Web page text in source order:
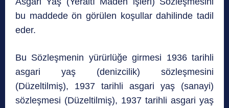
bu maddede ön görülen koşullar dahilinde tadil
eder.
Bu Sözleşmenin yürürlüğe girmesi 1936 tarihli
asgari yaş (denizcilik) sözleşmesini
(Düzeltilmiş), 1937 tarihli asgari yaş (sanayi)
sözleşmesi (Düzeltilmiş), 1937 tarihli asgari yaş